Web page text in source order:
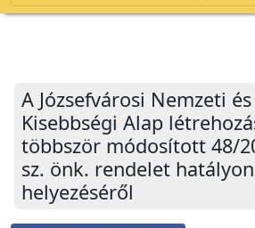
A Józsefvárosi Nemzeti
Kisebbségi Alap
többször módosított 48/
sz. önk. rendelet
helyezéséről